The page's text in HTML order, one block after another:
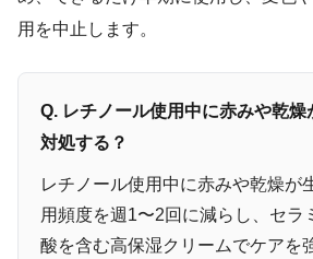
用を中止します。
Q. レチノール使用中に赤みや乾燥
対処する？
レチノール使用中に赤みや乾燥が
用頻度を週1〜2回に減らし、セラ
酸を含む高保湿クリームでケアを